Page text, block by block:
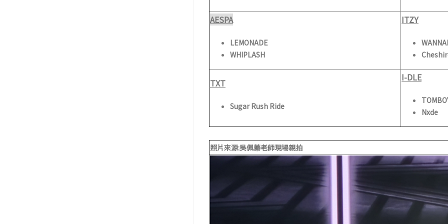
AESPA
LEMONADE
WHIPLASH
ITZY
TXT
Sugar Rush Ride
I-DLE
Nxde
照片來源:吳佩蓁老師現場親拍